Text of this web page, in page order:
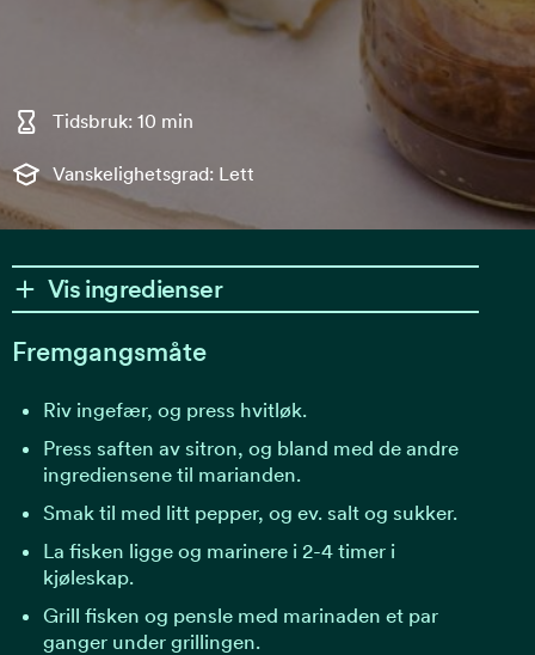
Tidsbruk: 10 min
Vanskelighetsgrad: Lett
Vis ingredienser
Fremgangsmåte
Riv ingefær, og press hvitløk.
Press saften av sitron, og bland med de andre
ingrediensene til marianden.
Smak til med litt pepper, og ev. salt og sukker.
La fisken ligge og marinere i 2-4 timer i
kjøleskap.
Grill fisken og pensle med marinaden et par
ganger under grillingen.